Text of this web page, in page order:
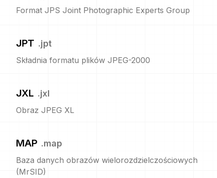
Format JPS Joint Photographic Experts Group
JPT .jpt
Składnia formatu plików JPEG-2000
JXL .jxl
Obraz JPEG XL
MAP .map
Baza danych obrazów wielorozdzielczościowych
(MrSID)